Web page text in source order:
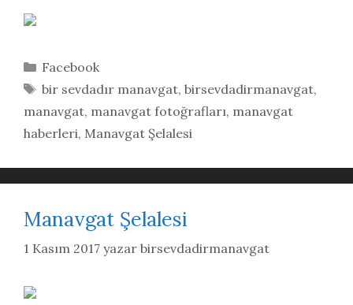
Kategoriler
Facebook
Etiketler
bir sevdadır manavgat, birsevdadirmanavgat,
manavgat, manavgat fotoğrafları, manavgat
haberleri, Manavgat Şelalesi
Manavgat Şelalesi
1 Kasım 2017 yazar birsevdadirmanavgat